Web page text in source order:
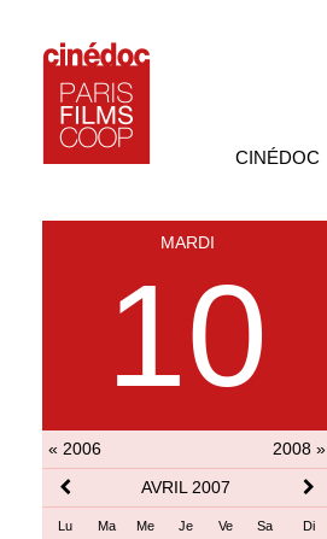
CINÉDOC
MARDI
10
« 2006
2008 »
AVRIL 2007
Lu Ma Me Je Ve Sa Di